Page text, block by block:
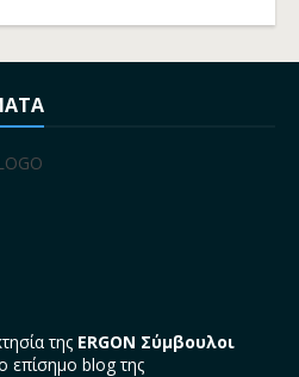
της ERGON Σύμβουλοι
επίσημο blog της